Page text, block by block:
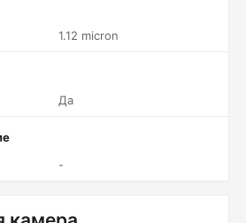
1.12 micron
Да
-